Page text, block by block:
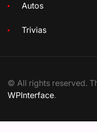
Autos
Trivias
© All rights reserved.
WPInterface.